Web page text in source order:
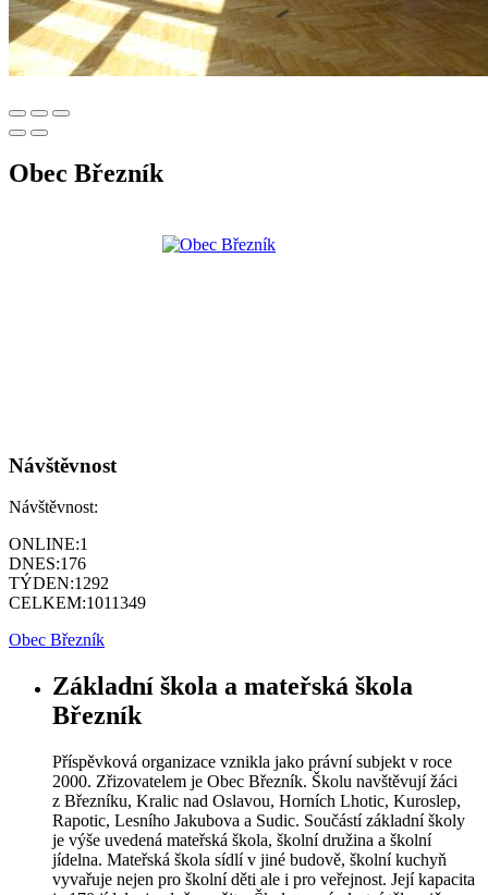
Obec Březník
Návštěvnost
Návštěvnost:
ONLINE:1
DNES:176
TÝDEN:1292
CELKEM:1011349
Obec Březník
Základní škola a mateřská škola
Březník
Příspěvková organizace vznikla jako právní subjekt v roce
2000. Zřizovatelem je Obec Březník. Školu navštěvují žáci
z Březníku, Kralic nad Oslavou, Horních Lhotic, Kuroslep,
Rapotic, Lesního Jakubova a Sudic. Součástí základní školy
je výše uvedená mateřská škola, školní družina a školní
jídelna. Mateřská škola sídlí v jiné budově, školní kuchyň
vyvařuje nejen pro školní děti ale i pro veřejnost. Její kapacita